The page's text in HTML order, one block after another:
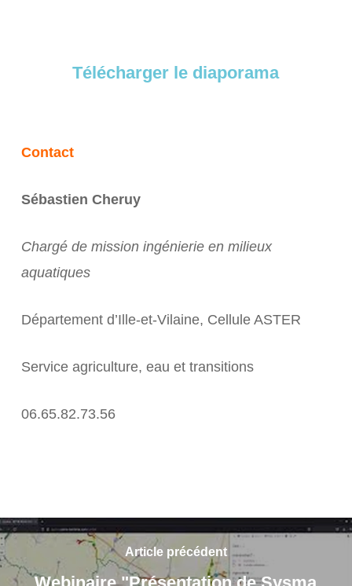
Télécharger le diaporama
Contact
Sébastien Cheruy
Chargé de mission ingénierie en milieux
aquatiques
Département d’Ille-et-Vilaine, Cellule ASTER
Service agriculture, eau et transitions
06.65.82.73.56
Article précédent